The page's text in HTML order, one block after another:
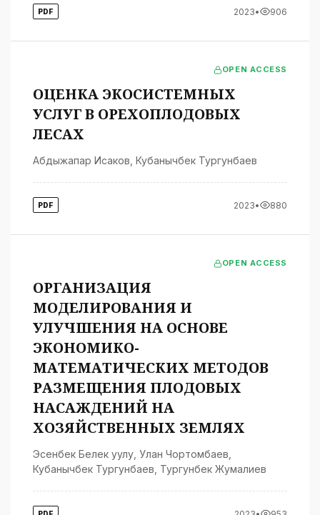
PDF 2023• 906
OPEN ACCESS
ОЦЕНКА ЭКОСИСТЕМНЫХ
УСЛУГ В ОРЕХОПЛОДОВЫХ
ЛЕСАХ
Абдыжапар Исаков Кубанычбек Тургунбаев
PDF 2023• 880
OPEN ACCESS
ОРГАНИЗАЦИЯ
МОДЕЛИРОВАНИЯ И
УЛУЧШЕНИЯ НА ОСНОВЕ
ЭКОНОМИКО-
МАТЕМАТИЧЕСКИХ МЕТОДОВ
РАЗМЕЩЕНИЯ ПЛОДОВЫХ
НАСАЖДЕНИЙ НА
ХОЗЯЙСТВЕННЫХ ЗЕМЛЯХ
Эсенбек Белек уулу Улан Чортомбаев
Кубанычбек Тургунбаев Тургунбек Жумалиев